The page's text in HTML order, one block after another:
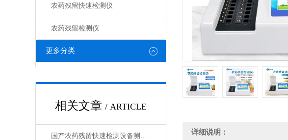
农药残留快速检测仪
农药残留检测仪
更多分类
相关文章 / ARTICLE
国产农药残留快速检测设备测评：技术革新市场格局分析 详细说明：